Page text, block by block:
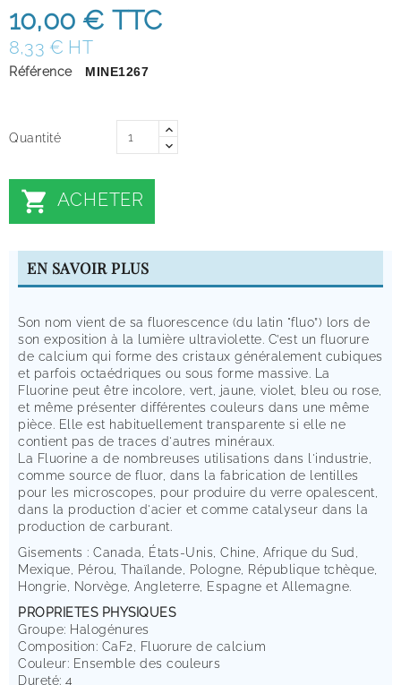
10,00 € TTC
8,33 € HT
Référence MINE1267
Quantité
 ACHETER
EN SAVOIR PLUS
Son nom vient de sa fluorescence (du latin "fluo”) lors de
son exposition à la lumière ultraviolette. C’est un fluorure
de calcium qui forme des cristaux généralement cubiques
et parfois octaédriques ou sous forme massive. La
Fluorine peut être incolore, vert, jaune, violet, bleu ou rose,
et même présenter différentes couleurs dans une même
pièce. Elle est habituellement transparente si elle ne
contient pas de traces d'autres minéraux.
La Fluorine a de nombreuses utilisations dans l'industrie,
comme source de fluor, dans la fabrication de lentilles
pour les microscopes, pour produire du verre opalescent,
dans la production d'acier et comme catalyseur dans la
production de carburant.
Gisements : Canada, États-Unis, Chine, Afrique du Sud,
Mexique, Pérou, Thaïlande, Pologne, République tchèque,
Hongrie, Norvège, Angleterre, Espagne et Allemagne.
PROPRIETES PHYSIQUES
Groupe: Halogénures
Composition: CaF2, Fluorure de calcium
Couleur: Ensemble des couleurs
Dureté: 4